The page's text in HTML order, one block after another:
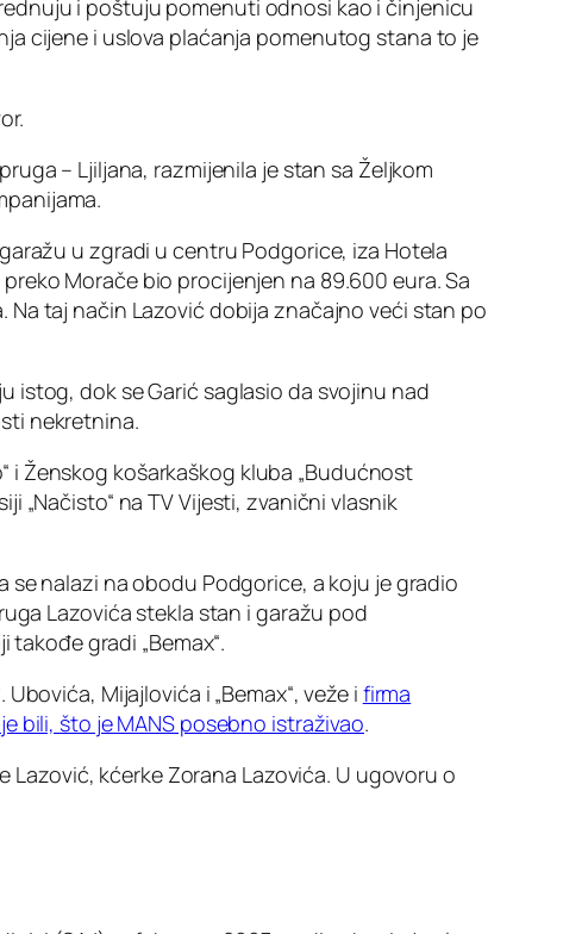
i poštuju pomenuti odnosi kao i činjenicu
cijene i uslova plaćanja pomenutog stana to je
– Ljiljana, razmijenila je stan sa Željkom
u zgradi u centru Podgorice, iza Hotela
Morače bio procijenjen na 89.600 eura. Sa
taj način Lazović dobija značajno veći stan po
istog, dok se Garić saglasio da svojinu nad
nekretnina.
i Ženskog košarkaškog kluba „Budućnost
„Načisto“ na TV Vijesti, zvanični vlasnik
se nalazi na obodu Podgorice, a koju je gradio
Lazovića stekla stan i garažu pod
gradi „Bemax“.
Mijajlovića i „Bemax“, veže i firma
bili, što je MANS posebno istraživao.
kćerke Zorana Lazovića. U ugovoru o